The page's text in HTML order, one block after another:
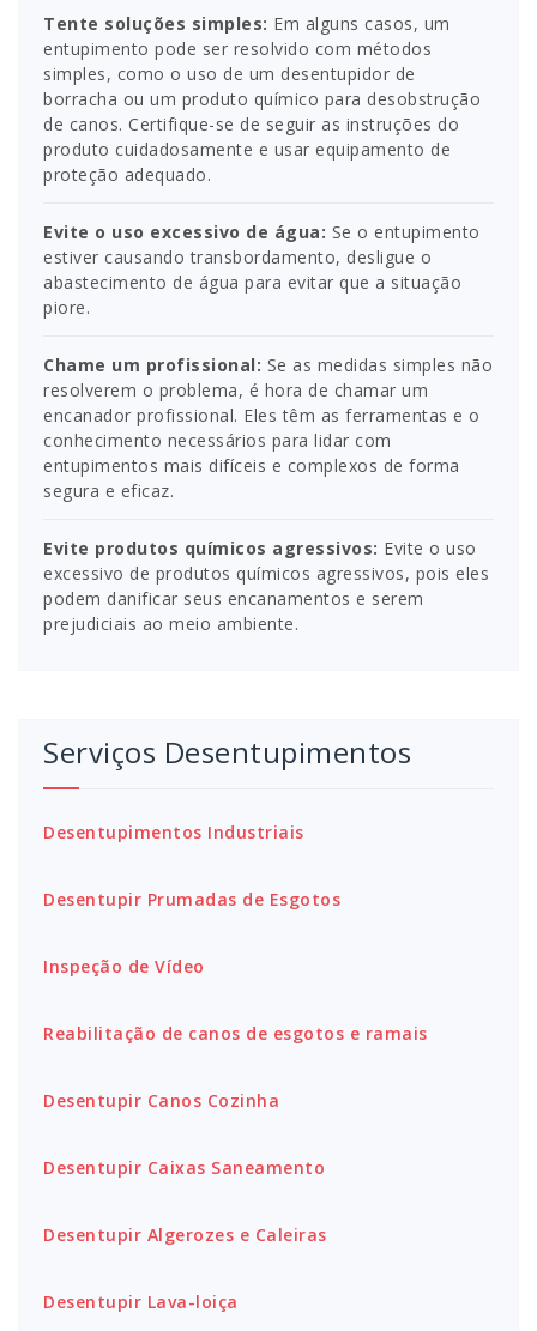
Tente soluções simples: Em alguns casos, um
entupimento pode ser resolvido com métodos
simples, como o uso de um desentupidor de
borracha ou um produto químico para desobstrução
de canos. Certifique-se de seguir as instruções do
produto cuidadosamente e usar equipamento de
proteção adequado.
Evite o uso excessivo de água: Se o entupimento
estiver causando transbordamento, desligue o
abastecimento de água para evitar que a situação
piore.
Chame um profissional: Se as medidas simples não
resolverem o problema, é hora de chamar um
encanador profissional. Eles têm as ferramentas e o
conhecimento necessários para lidar com
entupimentos mais difíceis e complexos de forma
segura e eficaz.
Evite produtos químicos agressivos: Evite o uso
excessivo de produtos químicos agressivos, pois eles
podem danificar seus encanamentos e serem
prejudiciais ao meio ambiente.
Serviços Desentupimentos
Desentupimentos Industriais
Desentupir Prumadas de Esgotos
Inspeção de Vídeo
Reabilitação de canos de esgotos e ramais
Desentupir Canos Cozinha
Desentupir Caixas Saneamento
Desentupir Algerozes e Caleiras
Desentupir Lava-loiça